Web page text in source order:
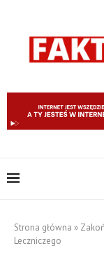
Strona główna »
Leczniczego